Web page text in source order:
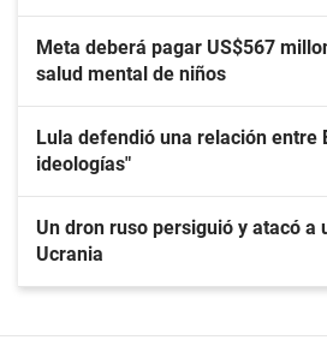
Meta deberá pagar US$567
salud mental de niños
Lula defendió una relación entre
ideologías"
Un dron ruso persiguió y atacó a
Ucrania